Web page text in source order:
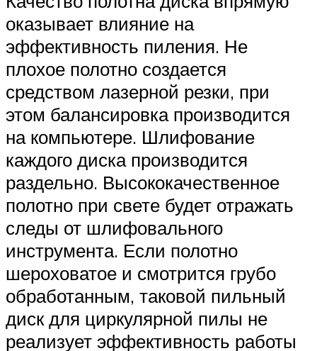
оказывает влияние на
эффективность пиления. Не
плохое полотно создается
средством лазерной резки, при
этом балансировка производится
на компьютере. Шлифование
каждого диска производится
раздельно. Высококачественное
полотно при свете будет отражать
следы от шлифовального
инструмента. Если полотно
шероховатое и смотрится грубо
обработанным, таковой пильный
диск для циркулярной пилы не
реализует эффективность работы